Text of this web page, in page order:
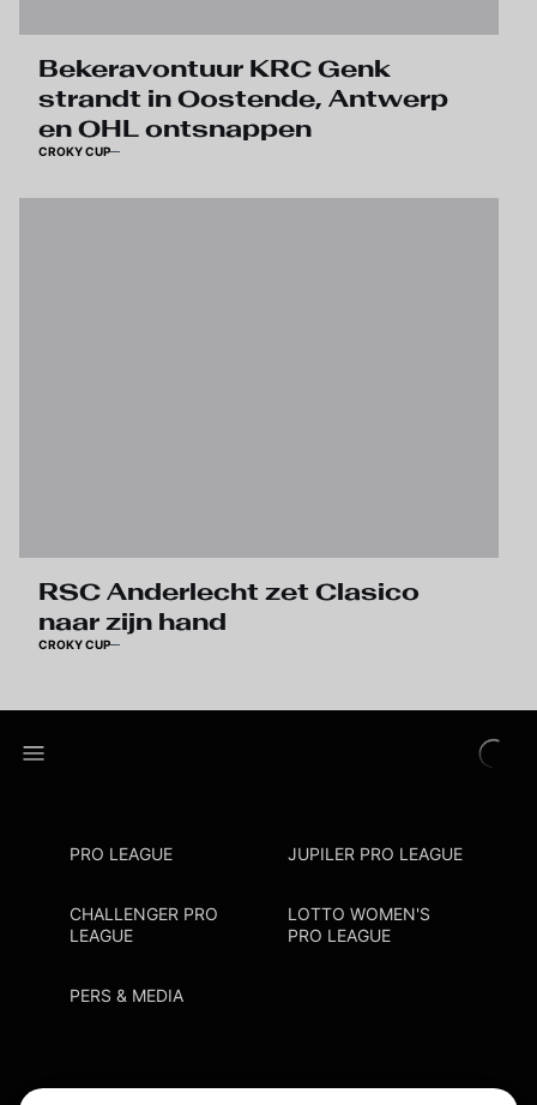
Bekeravontuur KRC Genk
strandt in Oostende, Antwerp
en OHL ontsnappen
CROKY CUP
RSC Anderlecht zet Clasico
naar zijn hand
CROKY CUP
PRO LEAGUE JUPILER PRO LEAGUE
CHALLENGER PRO
LEAGUE
LOTTO WOMEN'S
PRO LEAGUE
PERS & MEDIA